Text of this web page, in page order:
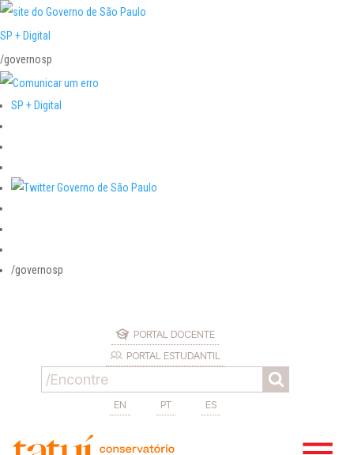
SP + Digital
/governosp
SP + Digital
/governosp
PORTAL DOCENTE
PORTAL ESTUDANTIL
EN PT ES